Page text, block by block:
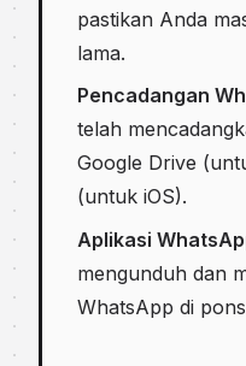
pastikan Anda
lama.
Pencadangan
telah
Google Drive
(untuk iOS).
Aplikasi
mengunduh dan
WhatsApp di